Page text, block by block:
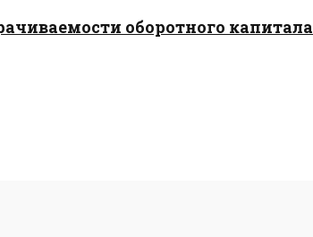
оборотного капитала